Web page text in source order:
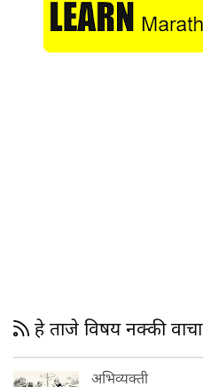
हे ताजे विषय नक्की वाचा
अभिव्यक्ती